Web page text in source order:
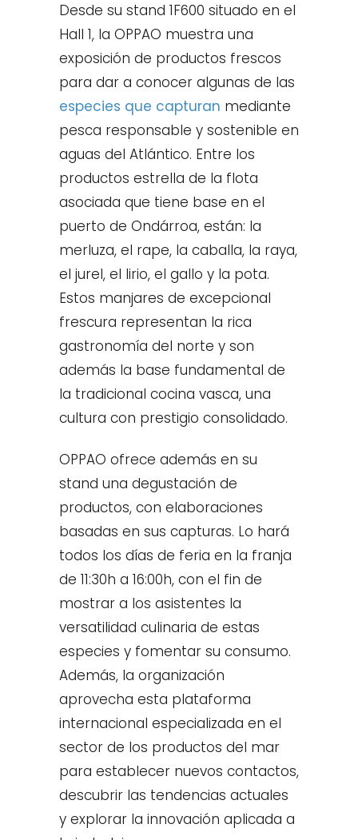
Desde su stand 1F600 situado en el
Hall 1, la OPPAO muestra una
exposición de productos frescos
para dar a conocer algunas de las
especies que capturan mediante
pesca responsable y sostenible en
aguas del Atlántico. Entre los
productos estrella de la flota
asociada que tiene base en el
puerto de Ondárroa, están: la
merluza, el rape, la caballa, la raya,
el jurel, el lirio, el gallo y la pota.
Estos manjares de excepcional
frescura representan la rica
gastronomía del norte y son
además la base fundamental de
la tradicional cocina vasca, una
cultura con prestigio consolidado.
OPPAO ofrece además en su
stand una degustación de
productos, con elaboraciones
basadas en sus capturas. Lo hará
todos los días de feria en la franja
de 11:30h a 16:00h, con el fin de
mostrar a los asistentes la
versatilidad culinaria de estas
especies y fomentar su consumo.
Además, la organización
aprovecha esta plataforma
internacional especializada en el
sector de los productos del mar
para establecer nuevos contactos,
descubrir las tendencias actuales
y explorar la innovación aplicada a